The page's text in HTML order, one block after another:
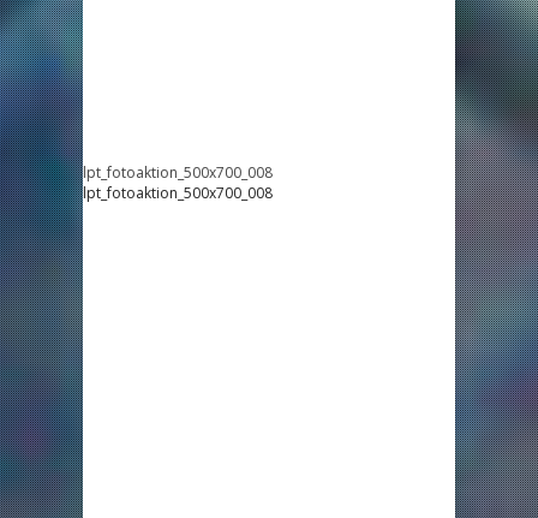
lpt_fotoaktion_500x700_008
lpt_fotoaktion_500x700_008